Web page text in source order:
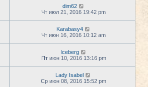
dim62
Чт июл 21, 2016 19:42 pm
Karabasy4
Чт июн 16, 2016 10:12 am
Iceberg
Пт июн 10, 2016 13:16 pm
Lady Isabel
Ср июн 08, 2016 15:52 pm